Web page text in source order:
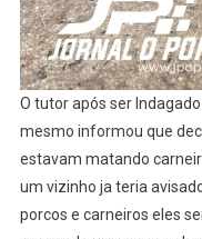
O tutor após ser
mesmo informou que
estavam matando
um vizinho ja teria
porcos e carneiros eles